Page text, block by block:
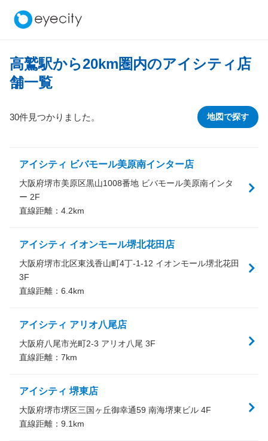
高鷲駅から20km圏内のアイシティ店
舗一覧
地図で探す
30件見つかりました。
アイシティ ビバモール美原南インター店
大阪府堺市美原区黒山1008番地 ビバモール美原南インタ
ー 2F
直線距離： 4.2km
アイシティ イオンモール堺北花田店
大阪府堺市北区東浅香山町4丁-1-12 イオンモール堺北花田
3F
直線距離： 6.4km
アイシティ アリオ八尾店
大阪府八尾市光町2-3 アリオ八尾 3F
直線距離： 7km
アイシティ 堺東店
大阪府堺市堺区三国ヶ丘御幸通59 南海堺東ビル 4F
直線距離： 9.1 km